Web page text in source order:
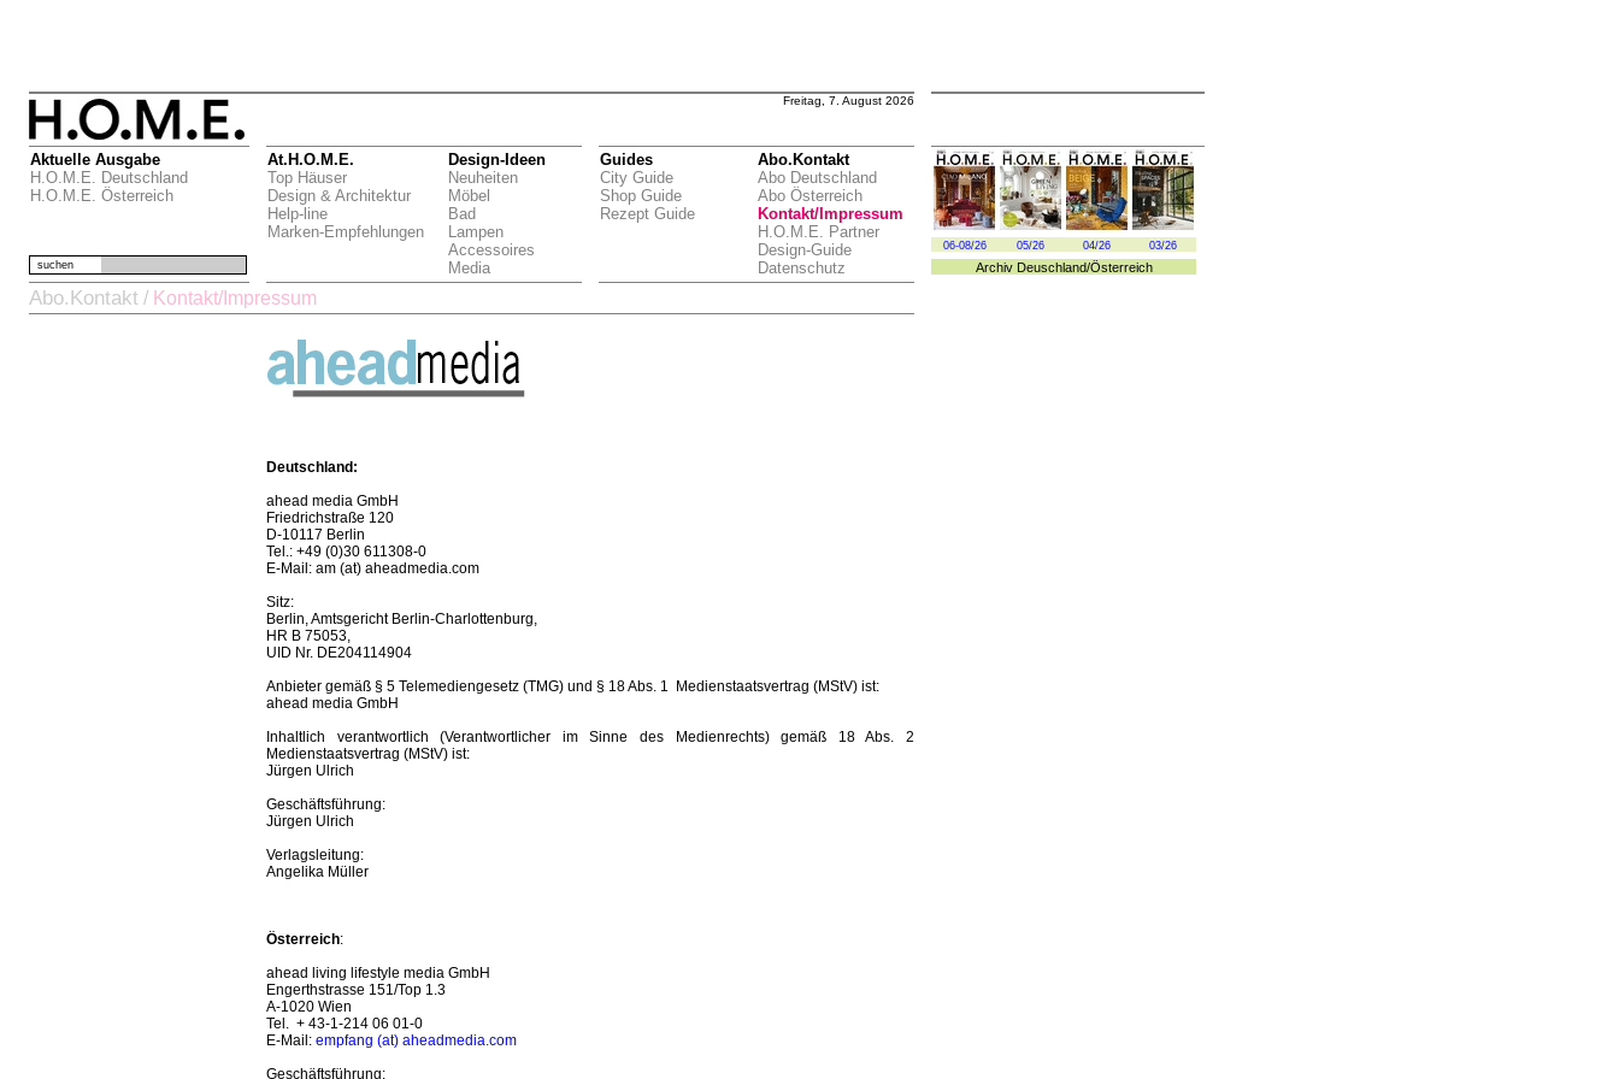
Freitag, 7. August 2026
Aktuelle Ausgabe
H.O.M.E. Deutschland
H.O.M.E. Österreich
At.H.O.M.E.
Top Häuser
Design & Architektur
Help-line
Marken-Empfehlungen
Design-Ideen
Neuheiten
Möbel
Bad
Lampen
Accessoires
Media
Guides
City Guide
Shop Guide
Rezept Guide
Abo.Kontakt
Abo Deutschland
Abo Österreich
Kontakt/Impressum
H.O.M.E. Partner
Design-Guide
Datenschutz
06-08/26 05/26 04/26 03/26
Archiv Deuschland/Österreich
suchen
Abo.Kontakt / Kontakt/Impressum
Deutschland:
ahead media GmbH
Friedrichstraße 120
D-10117 Berlin
Tel.: +49 (0)30 611308-0
E-Mail: am (at) aheadmedia.com
Sitz:
Berlin, Amtsgericht Berlin-Charlottenburg,
HR B 75053,
UID Nr. DE204114904
Anbieter gemäß § 5 Telemediengesetz (TMG) und § 18 Abs. 1 Medienstaatsvertrag (MStV) ist:
ahead media GmbH
Inhaltlich verantwortlich (Verantwortlicher im Sinne des Medienrechts) gemäß 18 Abs. 2
Medienstaatsvertrag (MStV) ist:
Jürgen Ulrich
Geschäftsführung:
Jürgen Ulrich
Verlagsleitung:
Angelika Müller
Österreich:
ahead living lifestyle media GmbH
Engerthstrasse 151/Top 1.3
A-1020 Wien
Tel. + 43-1-214 06 01-0
E-Mail: empfang (at) aheadmedia.com
Geschäftsführung: